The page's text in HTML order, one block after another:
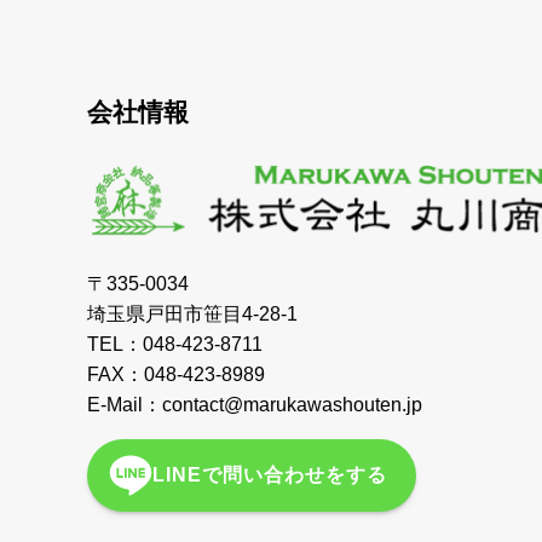
会社情報
〒335-0034
埼玉県戸田市笹目4-28-1
TEL：048-423-8711
FAX：048-423-8989
E-Mail：contact@marukawashouten.jp
LINEで問い合わせをする